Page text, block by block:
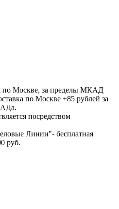
по Москве, за пределы МКАД
по Москве +85 рублей за
посредством
Линии"- бесплатная
руб.